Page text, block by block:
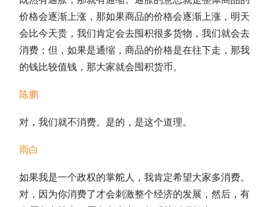
价格会逐渐上涨，那如果商品的价格会逐渐上涨，明天
会比今天贵，我们肯定会去囤积很多货物，我们就会去
消费；但，如果是通缩，商品的价格是在往下走，那我
的钱比较值钱，那大家就会囤积货币。
陈鹏
对，我们就不消费。是的，是这个道理。
雨白
如果我是一个政权的掌舵人，我肯定希望大家多消费。
对，因为你消费了才会刺激整个经济的发展，然后，有